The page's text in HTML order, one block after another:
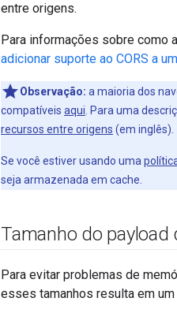
entre origens.
Para informações sobre como
adicionar suporte ao CORS a
Observação: a maioria dos
compatíveis aqui . Para uma
recursos entre origens (em inglês).
Se você estiver usando uma
seja armazenada em cache.
Tamanho do payload
Para evitar problemas de
esses tamanhos resulta em